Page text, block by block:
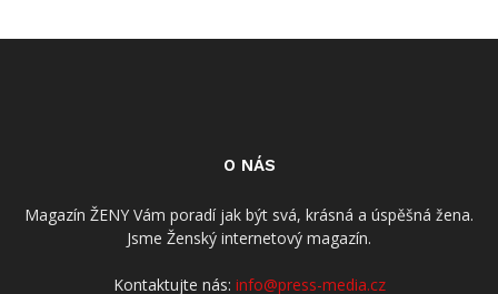
O NÁS
Magazín ŽENY Vám poradí jak být svá, krásná a úspěšná žena.
Jsme Ženský internetový magazín.
Kontaktujte nás: info@press-media.cz